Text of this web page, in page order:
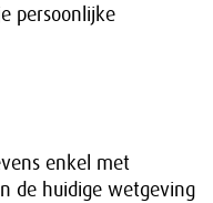
persoonlijke
enkel met
de huidige wetgeving